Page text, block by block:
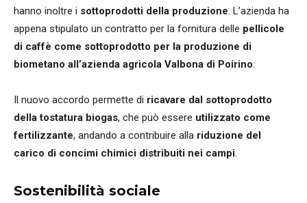
hanno inoltre i sottoprodotti della produzione. L’azienda ha
appena stipulato un contratto per la fornitura delle pellicole
di caffè come sottoprodotto per la produzione di
biometano all’azienda agricola Valbona di Poirino.
Il nuovo accordo permette di ricavare dal sottoprodotto
della tostatura biogas, che può essere utilizzato come
fertilizzante, andando a contribuire alla riduzione del
carico di concimi chimici distribuiti nei campi.
Sostenibilità sociale